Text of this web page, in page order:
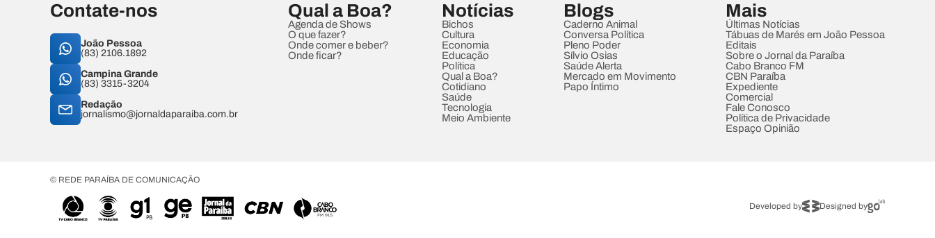
Contate-nos
João Pessoa
(83) 2106.1892
Campina Grande
(83) 3315-3204
Redação
jornalismo@jornaldaparaiba.com.br
Qual a Boa?
Agenda de Shows
O que fazer?
Onde comer e beber?
Onde ficar?
Notícias
Bichos
Cultura
Economia
Educação
Política
Qual a Boa?
Cotidiano
Saúde
Tecnologia
Meio Ambiente
Blogs
Caderno Animal
Conversa Política
Pleno Poder
Sílvio Osias
Saúde Alerta
Mercado em Movimento
Papo Íntimo
Mais
Últimas Notícias
Tábuas de Marés em João Pessoa
Editais
Sobre o Jornal da Paraíba
Cabo Branco FM
CBN Paraíba
Expediente
Comercial
Fale Conosco
Política de Privacidade
Espaço Opinião
© REDE PARAÍBA DE COMUNICAÇÃO
Developed by Designed by